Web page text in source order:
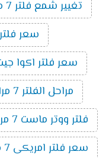
تغيير شمع فلتر 7 مراحل
سعر فلتر تانك
سعر فلتر اكوا
مراحل الفلتر 7 مراحل
فلتر ووتر ماست 7 مراحل
سعر فلتر امريكى 7 مراحل